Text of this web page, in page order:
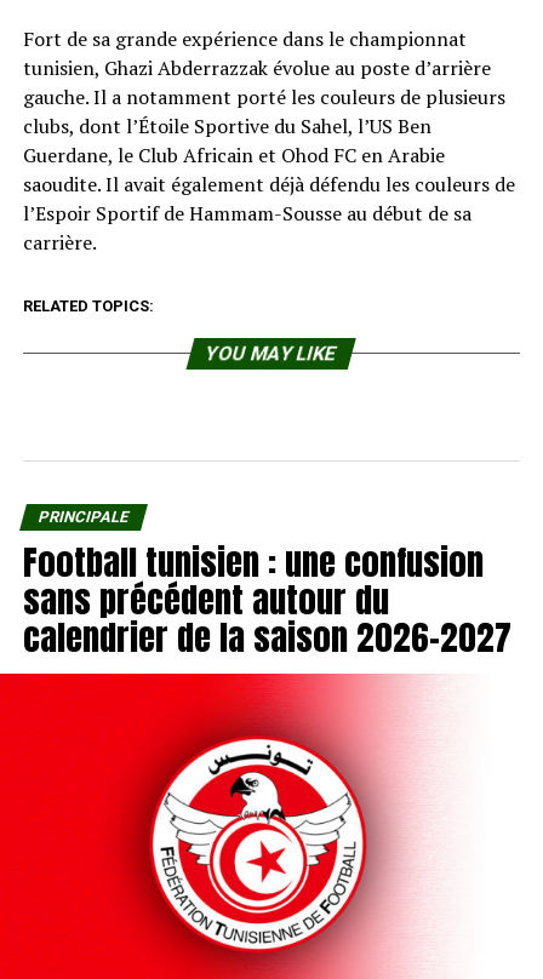
Fort de sa grande expérience dans le championnat
tunisien, Ghazi Abderrazzak évolue au poste d’arrière
gauche. Il a notamment porté les couleurs de plusieurs
clubs, dont l’Étoile Sportive du Sahel, l’US Ben
Guerdane, le Club Africain et Ohod FC en Arabie
saoudite. Il avait également déjà défendu les couleurs de
l’Espoir Sportif de Hammam-Sousse au début de sa
carrière.
RELATED TOPICS:
YOU MAY LIKE
PRINCIPALE
Football tunisien : une confusion
sans précédent autour du
calendrier de la saison 2026-2027